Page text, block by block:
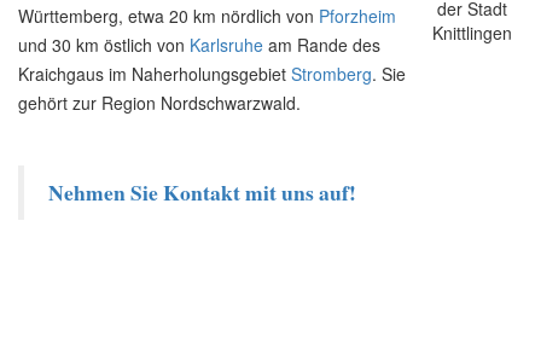
Württemberg, etwa 20 km nördlich von Pforzheim
und 30 km östlich von Karlsruhe am Rande des
Kraichgaus im Naherholungsgebiet Stromberg. Sie
gehört zur Region Nordschwarzwald.
Nehmen Sie Kontakt mit uns auf!